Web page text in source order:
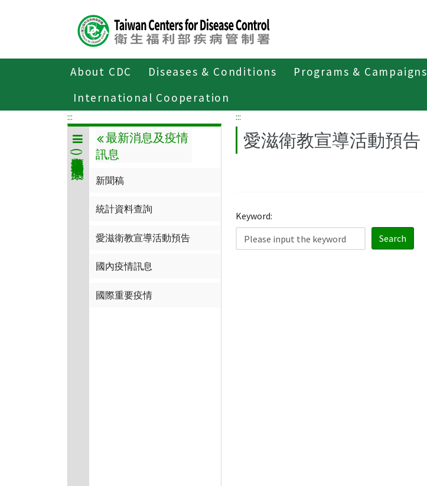
About CDC Diseases & Conditions Programs & Campaigns
International Cooperation
傳染病與防疫專題
:::
人類免疫缺乏病毒(愛滋病毒)感染
最新消息及疫情
訊息
新聞稿
統計資料查詢
愛滋衛教宣導活動預告
國內疫情訊息
國際重要疫情
:::
愛滋衛教宣導活動預告
Keyword:
Search